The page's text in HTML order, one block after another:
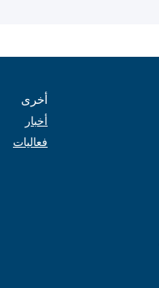
أخرى
أخبار
فعاليات